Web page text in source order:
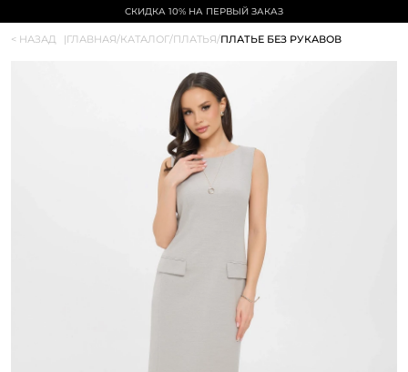
СКИДКА 10% НА ПЕРВЫЙ ЗАКАЗ
< НАЗАД |ГЛАВНАЯ/КАТАЛОГ/ПЛАТЬЯ/ПЛАТЬЕ БЕЗ РУКАВОВ